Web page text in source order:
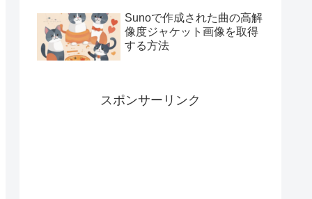
Sunoで作成された曲の高解
像度ジャケット画像を取得
する方法
スポンサーリンク